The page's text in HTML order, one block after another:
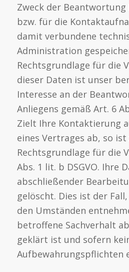
Zweck der Beantwortung
bzw. für die
damit verbundene
Administration
Rechtsgrundlage für die
dieser Daten ist unser
Interesse an der
Anliegens gemäß Art. 6
Zielt Ihre Kontaktierung
eines Vertrages ab, so
Rechtsgrundlage für die
Abs. 1 lit. b DSGVO. Ihre
abschließender
gelöscht. Dies ist der
den Umständen
betroffene Sachverhalt
geklärt ist und sofern
Aufbewahrungspflichten